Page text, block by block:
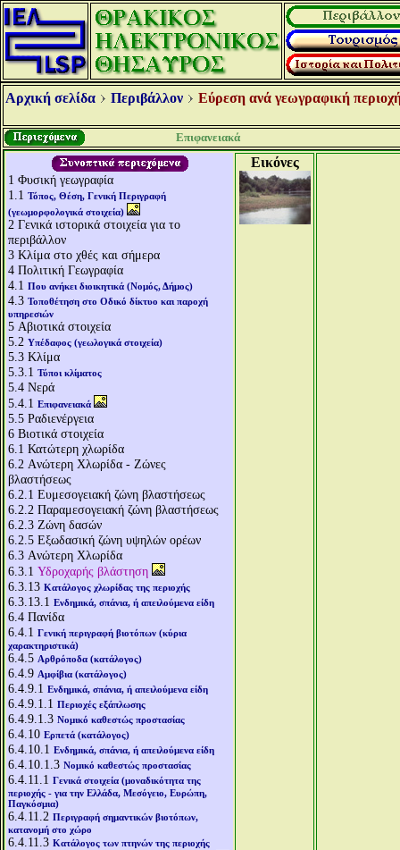
Αρχική σελίδα Περιβάλλον Εύρεση ανά γεωγραφική
Επιφανειακά
1 Φυσική γεωγραφία
1.1 Τόπος, Θέση, Γενική Περιγραφή
(γεωμορφολογικά στοιχεία)
2 Γενικά ιστορικά στοιχεία για το
περιβάλλον
3 Κλίμα στο χθές και σήμερα
4 Πολιτική Γεωγραφία
4.1 Που ανήκει διοικητικά (Νομός, Δήμος)
4.3 Τοποθέτηση στο Οδικό δίκτυο και παροχή
υπηρεσιών
5 Αβιοτικά στοιχεία
5.2 Υπέδαφος (γεωλογικά στοιχεία)
5.3 Κλίμα
5.3.1 Τύποι κλίματος
5.4 Νερά
5.4.1 Επιφανειακά
5.5 Ραδιενέργεια
6 Βιοτικά στοιχεία
6.1 Κατώτερη χλωρίδα
6.2 Aνώτερη Χλωρίδα - Ζώνες
βλαστήσεως
6.2.1 Ευμεσογειακή ζώνη βλαστήσεως
6.2.2 Παραμεσογειακή ζώνη βλαστήσεως
6.2.3 Ζώνη δασών
6.2.5 Εξωδασική ζώνη υψηλών ορέων
6.3 Aνώτερη Χλωρίδα
6.3.1 Υδροχαρής βλάστηση
6.3.13 Κατάλογος χλωρίδας της περιοχής
6.3.13.1 Ενδημικά, σπάνια, ή απειλούμενα είδη
6.4 Πανίδα
6.4.1 Γενική περιγραφή βιοτόπων (κύρια
χαρακτηριστικά)
6.4.5 Αρθρόποδα (κατάλογος)
6.4.9 Αμφίβια (κατάλογος)
6.4.9.1 Ενδημικά, σπάνια, ή απειλούμενα είδη
6.4.9.1.1 Περιοχές εξάπλωσης
6.4.9.1.3 Νομικό καθεστώς προστασίας
6.4.10 Ερπετά (κατάλογος)
6.4.10.1 Ενδημικά, σπάνια, ή απειλούμενα είδη
6.4.10.1.3 Νομικό καθεστώς προστασίας
6.4.11.1 Γενικά στοιχεία (μοναδικότητα της
περιοχής - για την Ελλάδα, Μεσόγειο, Ευρώπη,
Παγκόσμια)
6.4.11.2 Περιγραφή σημαντικών βιοτόπων,
κατανομή στο χώρο
6.4.11.3 Κατάλογος των πτηνών της περιοχής
Εικόνες